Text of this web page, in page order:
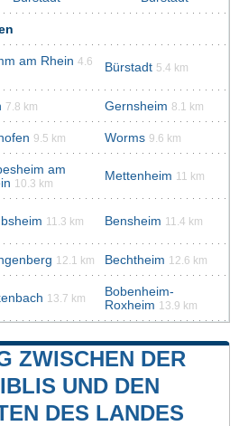
am Rhein 4.6
Bürstadt 5.4 km
7.8 km Gernsheim 8.1 km
9.5 km Worms 9.6 km
am
10.3 km
Mettenheim 11 km
11.3 km Bensheim 11.4 km
12.1 km Bechtheim 12.6 km
13.7 km
Bobenheim-
Roxheim 13.9 km
ZWISCHEN DER
UND DEN
DES LANDES